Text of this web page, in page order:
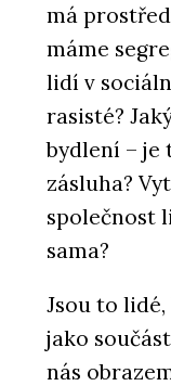
má
máme
lidí v
rasisté?
bydlení – je
zásluha?
společnost
sama?
Jsou to
jako
nás